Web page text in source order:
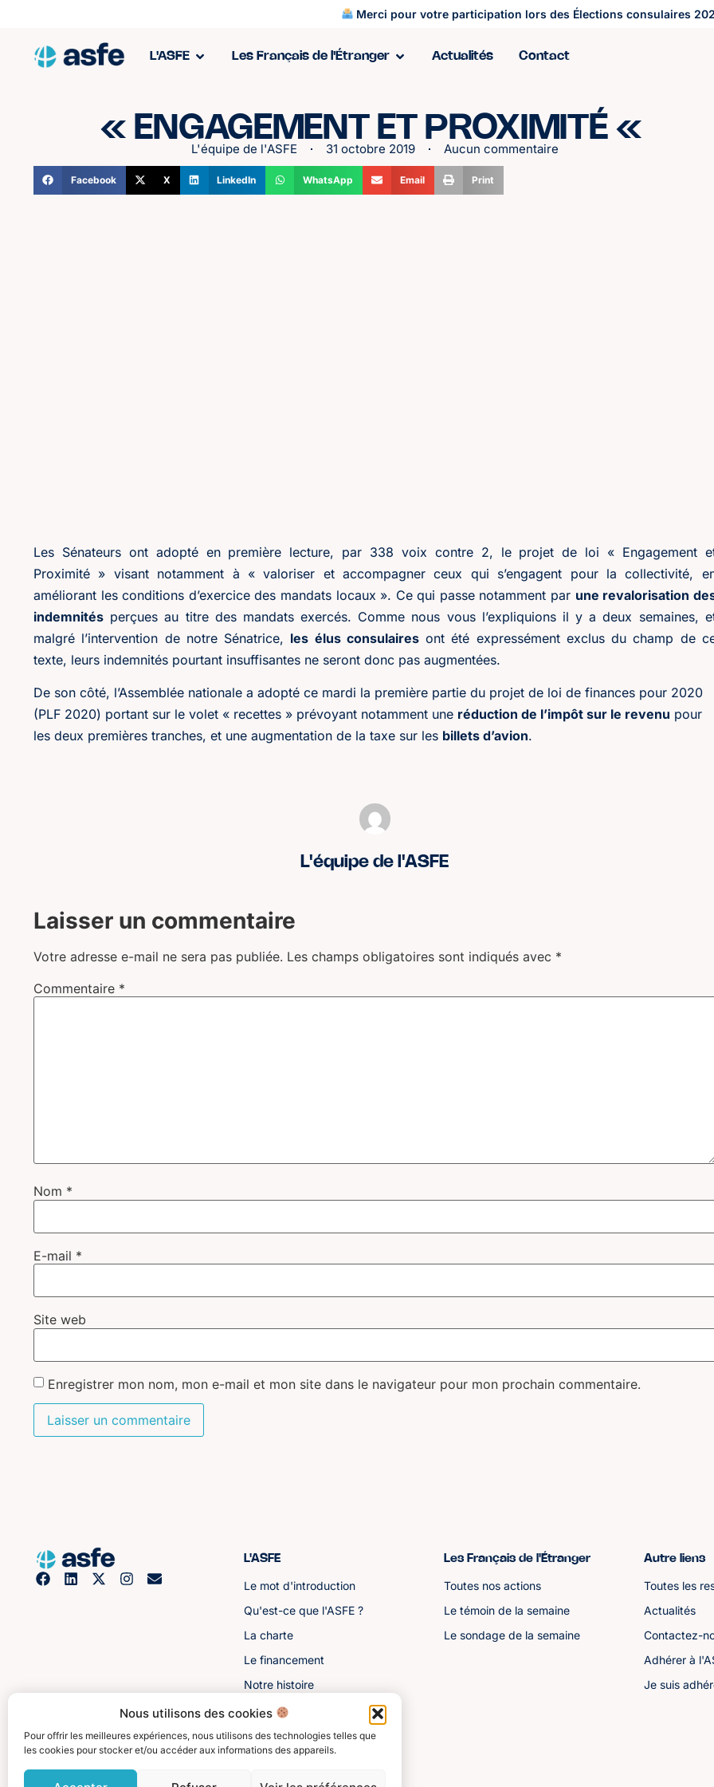
Nous utilisons des cookies
Pour offrir les meilleures expériences, nous utilisons des technologies telles que
les cookies pour stocker et/ou accéder aux informations des appareils.
Merci pour votre participation lors des Élections consulaires
L'ASFE Les Français de l'Étranger Actualités Contact
« ENGAGEMENT ET PROXIMITÉ «
L'équipe de l'ASFE 31 octobre 2019 Aucun commentaire
Facebook X LinkedIn WhatsApp Email Print
Les Sénateurs ont adopté en première lecture, par 338 voix contre 2, le projet de loi « Engagement
Proximité » visant notamment à « valoriser et accompagner ceux qui s’engagent pour la collectivité,
améliorant les conditions d’exercice des mandats locaux ». Ce qui passe notamment par une revalorisation
indemnités perçues au titre des mandats exercés. Comme nous vous l’expliquions il y a deux semaines,
malgré l’intervention de notre Sénatrice, les élus consulairesont été expressément exclus du champ de
texte, leurs indemnités pourtant insuffisantes ne seront donc pas augmentées.
De son côté, l’Assemblée nationale a adopté ce mardi la première partie du projet de loi de finances pour 2020
(PLF 2020) portant sur le volet « recettes » prévoyant notamment une réduction de l’impôt sur le revenu pour
les deux premières tranches, et une augmentation de la taxe sur les billets d’avion.
L'équipe de l'ASFE
Laisser un commentaire
Votre adresse e-mail ne sera pas publiée. Les champs obligatoires sont indiqués avec *
Commentaire *
Nom *
E-mail *
Site web
Enregistrer mon nom, mon e-mail et mon site dans le navigateur pour mon prochain commentaire.
L'ASFE
Le mot d'introduction
Qu'est-ce que l'ASFE ?
La charte
Le financement
Notre histoire
Les sénateurs
Les Français de l'Étranger
Toutes nos actions
Le témoin de la semaine
Le sondage de la semaine
Autre liens
Toutes les
Actualités
Contactez-
Adhérer à
Je suis